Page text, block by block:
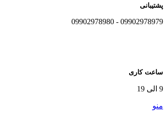
پشتیبانی
09902978979 - 09902978980
ساعت کاری
9 الی 19
منو